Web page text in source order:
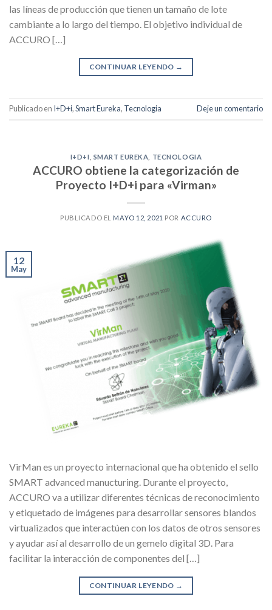
las líneas de producción que tienen un tamaño de lote
cambiante a lo largo del tiempo. El objetivo individual de
ACCURO […]
CONTINUAR LEYENDO →
Publicado en I+D+i,Smart Eureka, Tecnologia Deje un comentario
I+D+I SMART EUREKA TECNOLOGIA
ACCURO obtiene la categorización de
Proyecto I+D+i para «Virman»
PUBLICADO EL MAYO 12, 2021 POR ACCURO
12
May
VirMan es un proyecto internacional que ha obtenido el sello
SMART advanced manucturing. Durante el proyecto,
ACCURO va a utilizar diferentes técnicas de reconocimiento
y etiquetado de imágenes para desarrollar sensores blandos
virtualizados que interactúen con los datos de otros sensores
y ayudar así al desarrollo de un gemelo digital 3D. Para
facilitar la interacción de componentes del […]
CONTINUAR LEYENDO →